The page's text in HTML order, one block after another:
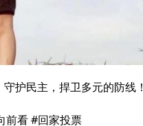
护民主，捍卫多元的防线！
前看 #回家投票